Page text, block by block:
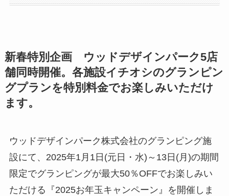
新春特別企画 ウッドデザインパーク5店
舗同時開催。各施設イチオシのグランピン
グプランを特別料金でお楽しみいただけ
ます。
ウッドデザインパーク株式会社のグランピング施
設にて、2025年1月1日(元日・水)～13日(月)の期間
限定でグランピングが最大50％OFFでお楽しみい
ただける『2025お年玉キャンペーン』を開催しま